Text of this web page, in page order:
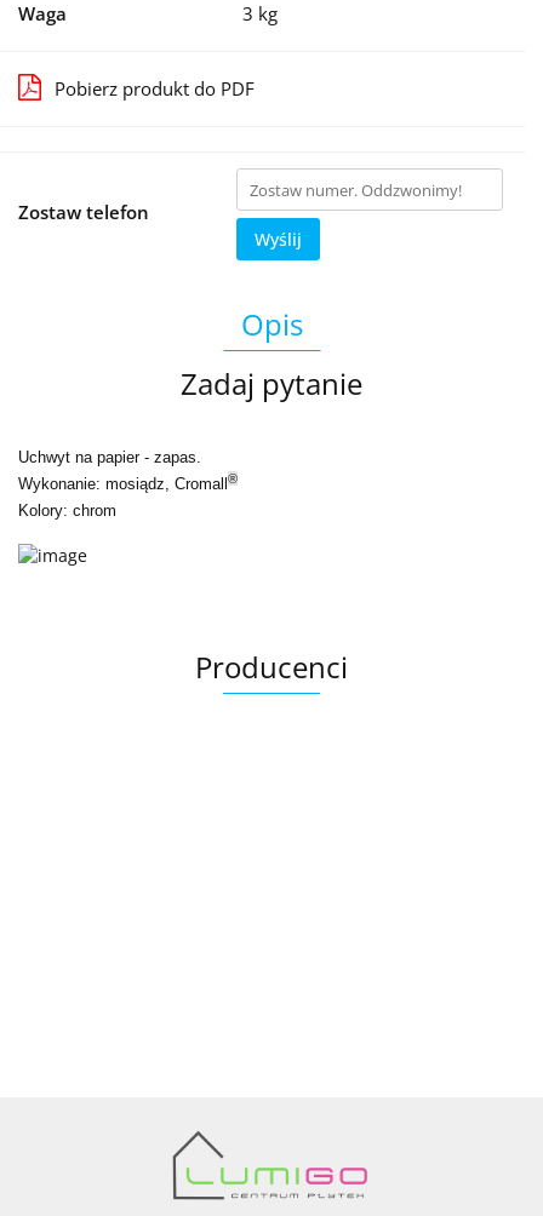
Waga 3 kg
Pobierz produkt do PDF
Zostaw telefon
Wyślij
Opis
Zadaj pytanie
Uchwyt na papier - zapas.
Wykonanie: mosiądz, Cromall ®
Kolory: chrom
Producenci
Barwolf